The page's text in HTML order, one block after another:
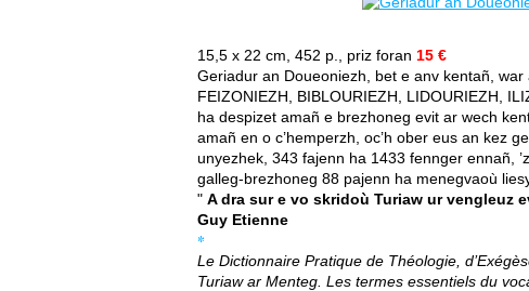
15,5 x 22 cm, 452 p., priz foran 15 €
Geriadur an Doueoniezh, bet e anv kentañ, war
FEIZONIEZH, BIBLOURIEZH, LIDOURIEZH,
ha despizet amañ e brezhoneg evit ar wech
amañ en o c’hemperzh, oc’h ober eus an kez
unyezhek, 343 fajenn ha 1433 fennger ennañ,
galleg-brezhoneg 88 pajenn ha menegvaoù
" A dra sur e vo skridoù Turiaw ur vengleuz
Guy Etienne
*
Le Dictionnaire Pratique de Théologie,
Turiaw ar Menteg. Les termes essentiels du